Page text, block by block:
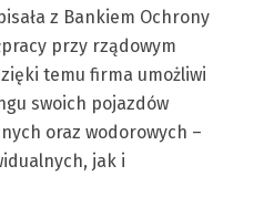
z Bankiem Ochrony
przy rządowym
temu firma umożliwi
swoich pojazdów
oraz wodorowych –
jak i